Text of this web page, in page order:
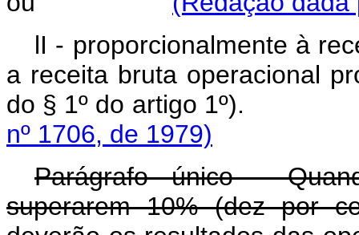
lI - proporcionalmente à
a receita bruta operacional
do § 1º do artigo
nº 1706, de 1979)
Parágrafo único -
superarem 10% (dez por